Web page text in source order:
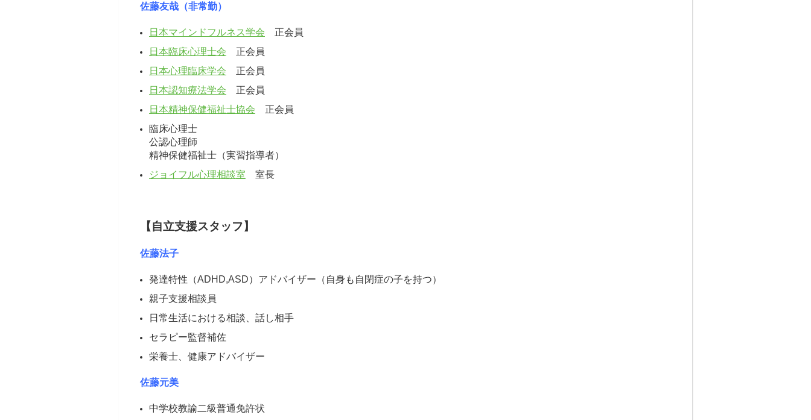
佐藤友哉（非常勤）
日本マインドフルネス学会 正会員
日本臨床心理士会 正会員
日本心理臨床学会 正会員
日本認知療法学会 正会員
日本精神保健福祉士協会 正会員
臨床心理士
公認心理師
精神保健福祉士（実習指導者）
ジョイフル心理相談室 室長
【自立支援スタッフ】
佐藤法子
発達特性（ADHD,ASD）アドバイザー（自身も自閉症の子を持つ）
親子支援相談員
日常生活における相談、話し相手
セラピー監督補佐
栄養士、健康アドバイザー
佐藤元美
中学校教諭二級普通免許状